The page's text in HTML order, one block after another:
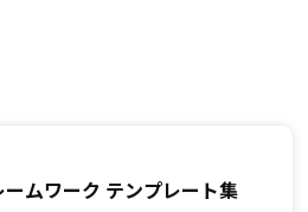
ームワーク テンプレート集